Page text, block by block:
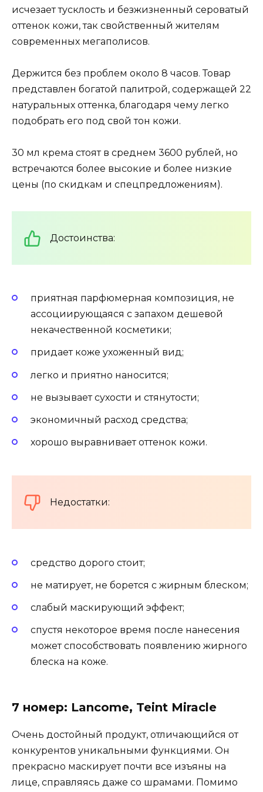
исчезает тусклость и безжизненный сероватый
оттенок кожи, так свойственный жителям
современных мегаполисов.
Держится без проблем около 8 часов. Товар
представлен богатой палитрой, содержащей 22
натуральных оттенка, благодаря чему легко
подобрать его под свой тон кожи.
30 мл крема стоят в среднем 3600 рублей, но
встречаются более высокие и более низкие
цены (по скидкам и спецпредложениям).
Достоинства:
приятная парфюмерная композиция, не
ассоциирующаяся с запахом дешевой
некачественной косметики;
придает коже ухоженный вид;
легко и приятно наносится;
не вызывает сухости и стянутости;
экономичный расход средства;
хорошо выравнивает оттенок кожи.
Недостатки:
средство дорого стоит;
не матирует, не борется с жирным блеском;
слабый маскирующий эффект;
спустя некоторое время после нанесения
может способствовать появлению жирного
блеска на коже.
7 номер: Lancome, Teint Miracle
Очень достойный продукт, отличающийся от
конкурентов уникальными функциями. Он
прекрасно маскирует почти все изъяны на
лице, справляясь даже со шрамами. Помимо